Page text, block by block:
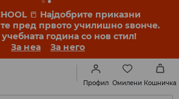
📒 Најдобрите приказни
пред првото училишно ѕвонче.
година со нов стил!
За неа
За него
Профил Омилени Кошничка